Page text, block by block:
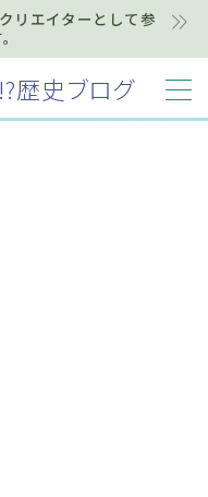
リエイターとして参
歴史ブログ